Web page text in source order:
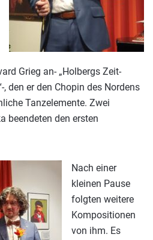
Grieg an- „Holbergs Zeit-
den er den Chopin des Nordens
Tanzelemente. Zwei
beendeten den ersten
Nach einer
kleinen Pause
folgten weitere
Kompositionen
von ihm. Es